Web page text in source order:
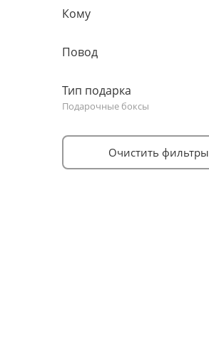
Кому
Повод
Тип подарка
Подарочные боксы
Очистить фильтры